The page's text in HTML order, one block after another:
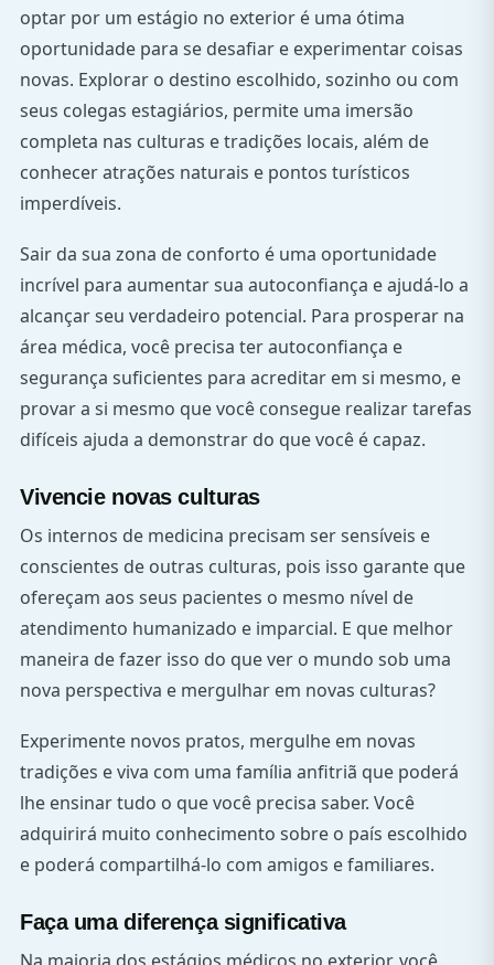
optar por um estágio no exterior é uma ótima
oportunidade para se desafiar e experimentar coisas
novas. Explorar o destino escolhido, sozinho ou com
seus colegas estagiários, permite uma imersão
completa nas culturas e tradições locais, além de
conhecer atrações naturais e pontos turísticos
imperdíveis.
Sair da sua zona de conforto é uma oportunidade
incrível para aumentar sua autoconfiança e ajudá-lo a
alcançar seu verdadeiro potencial. Para prosperar na
área médica, você precisa ter autoconfiança e
segurança suficientes para acreditar em si mesmo, e
provar a si mesmo que você consegue realizar tarefas
difíceis ajuda a demonstrar do que você é capaz.
Vivencie novas culturas
Os internos de medicina precisam ser sensíveis e
conscientes de outras culturas, pois isso garante que
ofereçam aos seus pacientes o mesmo nível de
atendimento humanizado e imparcial. E que melhor
maneira de fazer isso do que ver o mundo sob uma
nova perspectiva e mergulhar em novas culturas?
Experimente novos pratos, mergulhe em novas
tradições e viva com uma família anfitriã que poderá
lhe ensinar tudo o que você precisa saber. Você
adquirirá muito conhecimento sobre o país escolhido
e poderá compartilhá-lo com amigos e familiares.
Faça uma diferença significativa